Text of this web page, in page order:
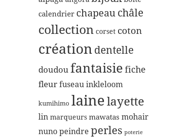
calendrier chapeauchâle
collection corset coton
créationdentelle
doudoufantaisie fiche
fleurfuseauinkleloom
kumihimo lainelayette
lin marqueurs mawatas mohair
nunopeindre perles poterie